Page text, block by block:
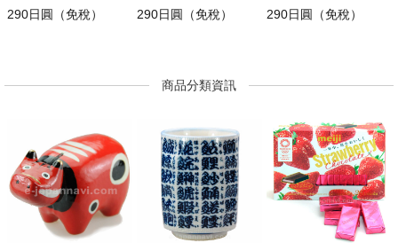
290日圓（免稅）
290日圓（免稅）
290日圓（免稅）
商品分類資訊